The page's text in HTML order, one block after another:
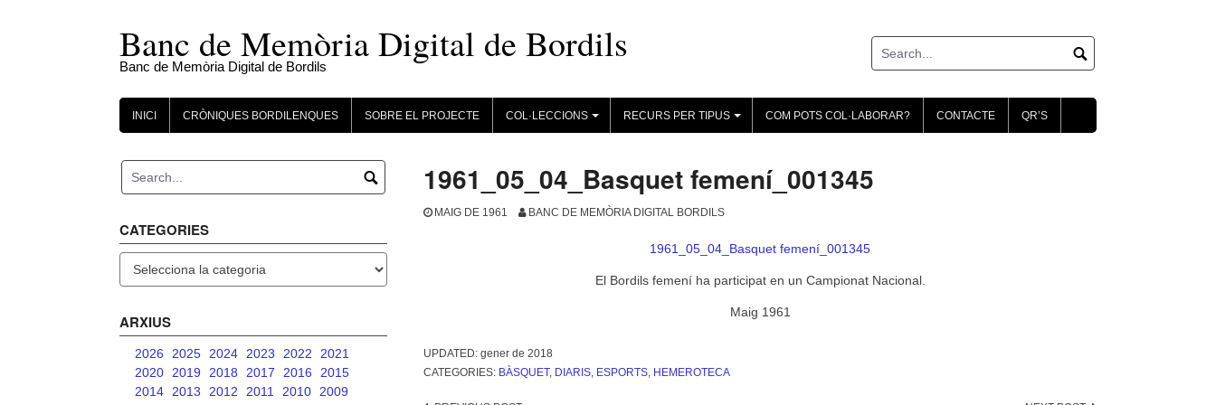
Banc de Memòria Digital de Bordils
Banc de Memòria Digital de Bordils
INICI CRÒNIQUES BORDILENQUES SOBRE EL PROJECTE
+
COL·LECCIONS
+
RECURS PER TIPUS COM POTS COL·LABORAR? CONTACTE QR’S
1961_05_04_Basquet femení_001345
MAIG DE 1961 BANC DE MEMÒRIA DIGITAL BORDILS
1961_05_04_Basquet femení_001345
El Bordils femení ha participat en un Campionat Nacional.
Maig 1961
UPDATED: gener de 2018
CATEGORIES: BÀSQUET, DIARIS, ESPORTS, HEMEROTECA
CATEGORIES
ARXIUS
2026 2025 2024 2023 2022
2021
2020
2019 2018 2017 2016
2015
2014
2013 2012 2011 2010
2009